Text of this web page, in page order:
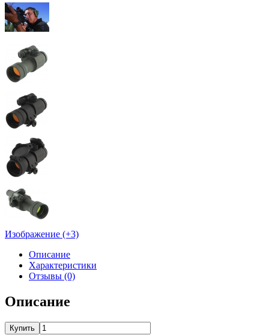
Изображение (+3)
Описание
Характеристики
Отзывы (0)
Описание
Купить